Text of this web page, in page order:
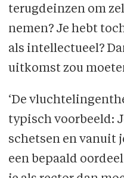
terugdeinzen om
nemen? Je hebt
als intellectueel?
uitkomst zou
‘De
typisch voorbeeld:
schetsen en vanuit
een bepaald